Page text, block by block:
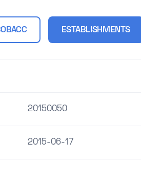
ESTABLISHMENTS
20150050
2015-06-17